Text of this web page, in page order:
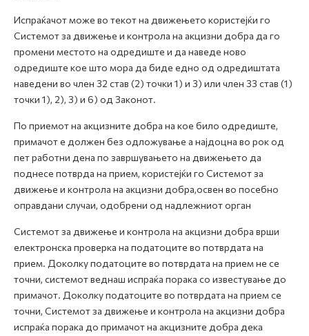
Испраќачот може во текот на движењето користејќи го
Системот за движење и контрола на акцизни добра да го
промени местото на одредиште и да наведе ново
одредиште кое што мора да биде едно од одредиштата
наведени во член 32 став (2) точки 1) и 3) или член 33 став (1)
точки 1), 2), 3) и 6) од Законот.
По приемот на акцизните добра на кое било одредиште,
примачот е должен без одложување а најдоцна во рок од
пет работни дена по завршувањето на движењето да
поднесе потврда на прием, користејќи го Системот за
движење и контрола на акцизни добра,освен во посебно
оправдани случаи, одобрени од надлежниот орган
Системот за движење и контрола на акцизни добра врши
електронска проверка на податоците во потврдата на
прием. Доколку податоците во потврдата на прием не се
точни, системот веднаш испраќа порака со известување до
примачот. Доколку податоците во потврдата на прием се
точни, Системот за движење и контрола на акцизни добра
испраќа порака до примачот на акцизните добра дека